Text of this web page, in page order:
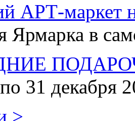
АРТ-маркет
Ярмарка в
31 декабря
>